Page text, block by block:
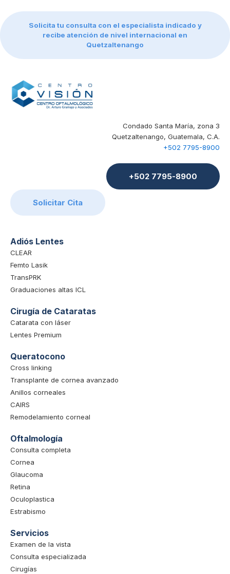
Solicita tu consulta con el especialista indicado y
recibe atención de nivel internacional en
Quetzaltenango
Condado Santa María, zona 3
Quetzaltenango, Guatemala, C.A.
+502 7795-8900
+502 7795-8900
Solicitar Cita
Adiós Lentes
CLEAR
Femto Lasik
TransPRK
Graduaciones altas ICL
Cirugía de Cataratas
Catarata con láser
Lentes Premium
Queratocono
Cross linking
Transplante de cornea avanzado
Anillos corneales
CAIRS
Remodelamiento corneal
Oftalmología
Consulta completa
Cornea
Glaucoma
Retina
Oculoplastica
Estrabismo
Servicios
Examen de la vista
Consulta especializada
Cirugías